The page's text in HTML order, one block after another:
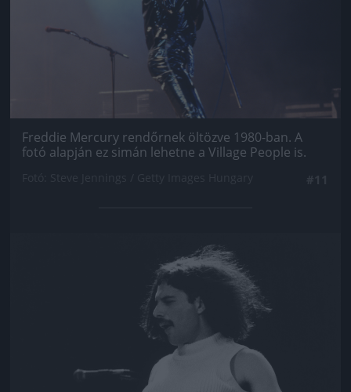
Freddie Mercury rendőrnek öltözve 1980-ban. A
fotó alapján ez simán lehetne a Village People is.
Jön még kép!